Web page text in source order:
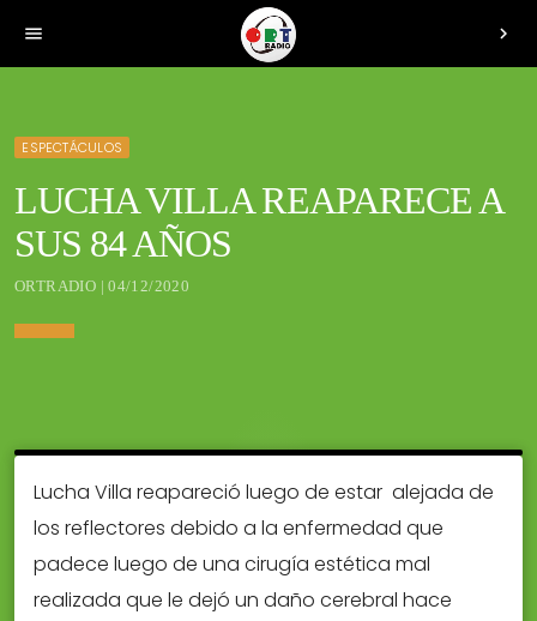
menu chevron_right
ESPECTÁCULOS
LUCHA VILLA REAPARECE A
SUS 84 AÑOS
ORTRADIO | 04/12/2020
Lucha Villa reapareció luego de estar alejada de
los reflectores debido a la enfermedad que
padece luego de una cirugía estética mal
realizada que le dejó un daño cerebral hace